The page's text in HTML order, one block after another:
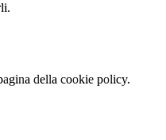
della cookie policy.